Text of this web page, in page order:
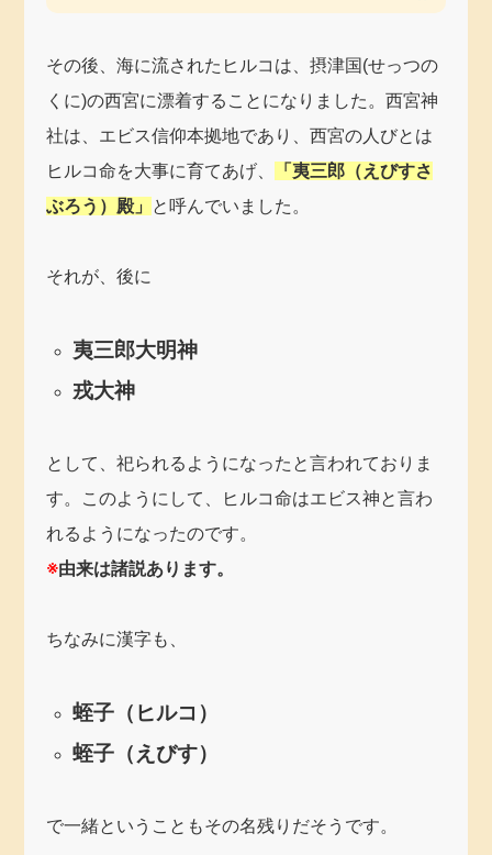
その後、海に流されたヒルコは、摂津国(せっつの
くに)の西宮に漂着することになりました。西宮神
社は、エビス信仰本拠地であり、西宮の人びとは
ヒルコ命を大事に育てあげ、
「夷三郎（えびすさ
ぶろう）殿」 と呼んでいました。
それが、後に
夷三郎大明神
戎大神
として、祀られるようになったと言われておりま
す。このようにして、ヒルコ命はエビス神と言わ
れるようになったのです。
※由来は諸説あります。
ちなみに漢字も、
蛭子（ヒルコ）
蛭子（えびす）
で一緒ということもその名残りだそうです。